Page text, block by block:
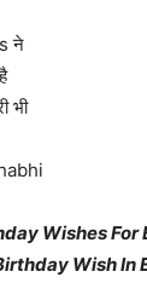
ने
भी
Wishes For
Wish In